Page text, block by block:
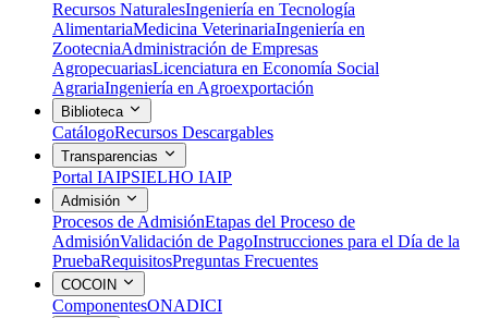
Recursos NaturalesIngeniería en Tecnología
AlimentariaMedicina VeterinariaIngeniería en
ZootecniaAdministración de Empresas
AgropecuariasLicenciatura en Economía Social
AgrariaIngeniería en Agroexportación
Biblioteca
CatálogoRecursos Descargables
Transparencias
Portal IAIPSIELHO IAIP
Admisión
Procesos de AdmisiónEtapas del Proceso de
AdmisiónValidación de PagoInstrucciones para el Día de la
PruebaRequisitosPreguntas Frecuentes
COCOIN
ComponentesONADICI